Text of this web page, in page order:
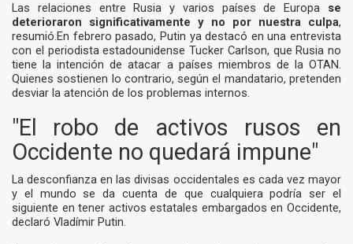
Las relaciones entre Rusia y varios países de Europa se
deterioraron significativamente y no por nuestra culpa,
resumió.En febrero pasado, Putin ya destacó enuna entrevista
con el periodista estadounidense Tucker Carlson, que Rusia no
tiene la intención de atacar a países miembros de la OTAN.
Quienes sostienen lo contrario, según el mandatario, pretenden
desviar la atención de los problemas internos.
"El robo de activos rusos en
Occidente no quedará impune"
La desconfianza en las divisas occidentales es cada vez mayor
y el mundo se da cuenta de que cualquiera podría ser el
siguiente en tener activos estatales embargados en Occidente,
declaró Vladímir Putin.